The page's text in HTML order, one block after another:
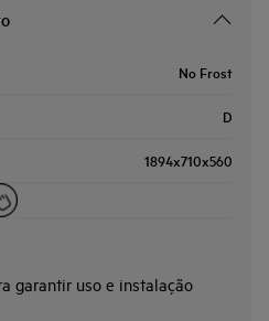
No Frost
D
1894x710x560
garantir uso e instalação